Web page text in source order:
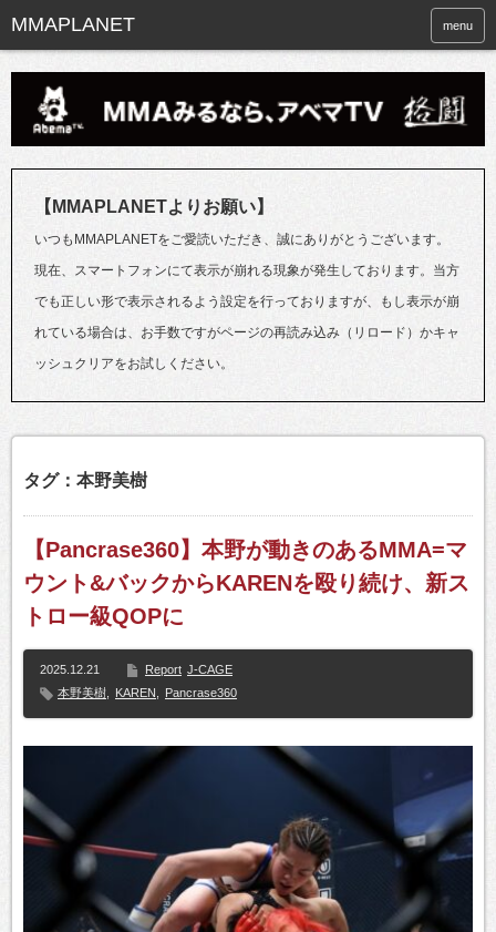
menu
【MMAPLANETよりお願い】
いつもMMAPLANETをご愛読いただき、誠にありがとうございます。
現在、スマートフォンにて表示が崩れる現象が発生しております。当方
でも正しい形で表示されるよう設定を行っておりますが、もし表示が崩
れている場合は、お手数ですがページの再読み込み（リロード）かキャ
ッシュクリアをお試しください。
タグ：本野美樹
【Pancrase360】本野が動きのあるMMA=マ
ウント&バックからKARENを殴り続け、新ス
トロー級QOPに
2025.12.21 Report J-CAGE
本野美樹
KAREN Pancrase360